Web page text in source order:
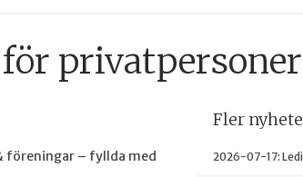
föreningar – fyllda med
Fler
2026-07-17: